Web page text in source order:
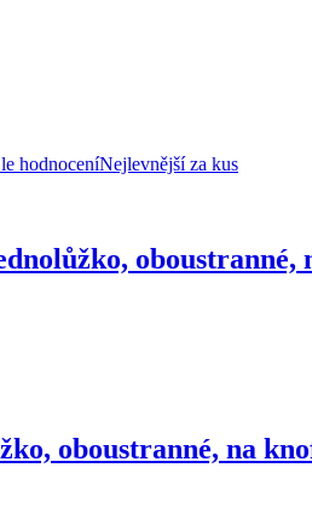
hodnoceníNejlevnější za kus
oboustranné,
oboustranné, na